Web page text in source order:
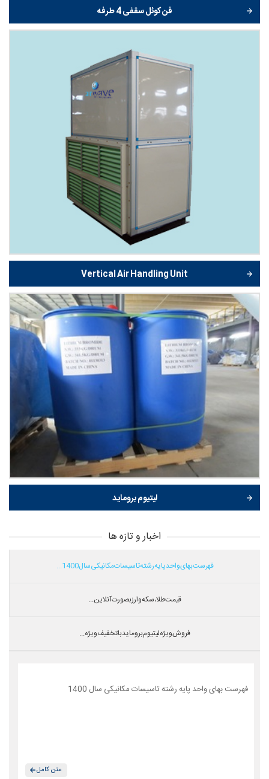
فن کوئل سقفی 4 طرفه
Vertical Air Handling Unit
لیتیوم بروماید
اخبار و تازه ها
فهرست بهای واحد پایه رشته تاسیسات مکانیکی سال 1400...
قیمت طلا،سکه و ارز بصورت آنلاین...
فروش ویژه لیتیوم بروماید با تخفیف ویژه...
فهرست بهای واحد پایه رشته تاسیسات مکانیکی سال 1400
متن کامل